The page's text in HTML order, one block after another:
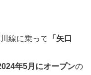
線に乗って
「矢口
年5月にオープンの